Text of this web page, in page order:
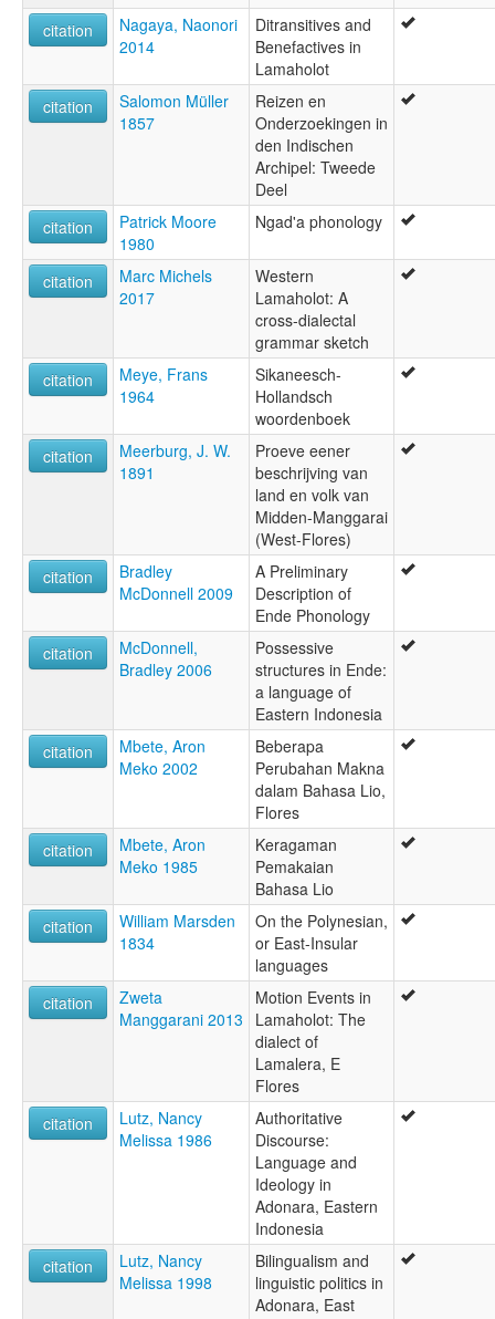
citation
Nagaya, Naonori
2014
Ditransitives and
Benefactives in
Lamaholot
citation
Salomon Müller
1857
Reizen en
Onderzoekingen in
den Indischen
Archipel: Tweede
Deel
citation
Patrick Moore
1980
Ngad'a phonology
citation
Marc Michels
2017
Western
Lamaholot: A
cross-dialectal
grammar sketch
citation
Meye, Frans
1964
Sikaneesch-
Hollandsch
woordenboek
citation
Meerburg, J. W.
1891
Proeve eener
beschrijving van
land en volk van
Midden-Manggarai
(West-Flores)
citation
Bradley
McDonnell 2009
A Preliminary
Description of
Ende Phonology
citation
McDonnell,
Bradley 2006
Possessive
structures in Ende:
a language of
Eastern Indonesia
citation
Mbete, Aron
Meko 2002
Beberapa
Perubahan Makna
dalam Bahasa Lio,
Flores
citation
Mbete, Aron
Meko 1985
Keragaman
Pemakaian
Bahasa Lio
citation
William Marsden
1834
On the Polynesian,
or East-Insular
languages
citation
Zweta
Manggarani 2013
Motion Events in
Lamaholot: The
dialect of
Lamalera, E
Flores
citation
Lutz, Nancy
Melissa 1986
Authoritative
Discourse:
Language and
Ideology in
Adonara, Eastern
Indonesia
citation
Lutz, Nancy
Melissa 1998
Bilingualism and
linguistic politics in
Adonara, East